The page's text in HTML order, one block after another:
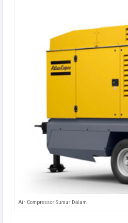
Air Compressor Sumur Dalam